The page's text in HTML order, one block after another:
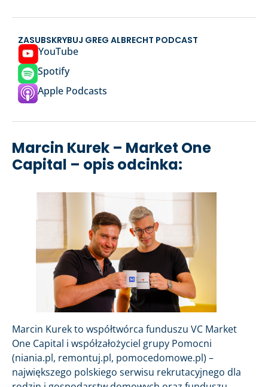
ZASUBSKRYBUJ GREG ALBRECHT PODCAST
YouTube
Spotify
Apple Podcasts
Marcin Kurek – Market One
Capital – opis odcinka:
Marcin Kurek to współtwórca funduszu VC Market
One Capital i współzałożyciel grupy Pomocni
(niania.pl, remontuj.pl, pomocedomowe.pl) –
największego polskiego serwisu rekrutacyjnego dla